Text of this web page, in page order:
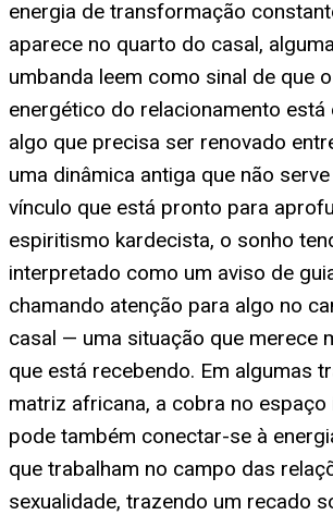
energia de transformação
aparece no quarto do casal,
umbanda leem como sinal de que
energético do relacionamento está
algo que precisa ser renovado
uma dinâmica antiga que não
vínculo que está pronto para
espiritismo kardecista, o sonho
interpretado como um aviso de
chamando atenção para algo no
casal — uma situação que merece
que está recebendo. Em algumas
matriz africana, a cobra no
pode também conectar-se à
que trabalham no campo das
sexualidade, trazendo um recado